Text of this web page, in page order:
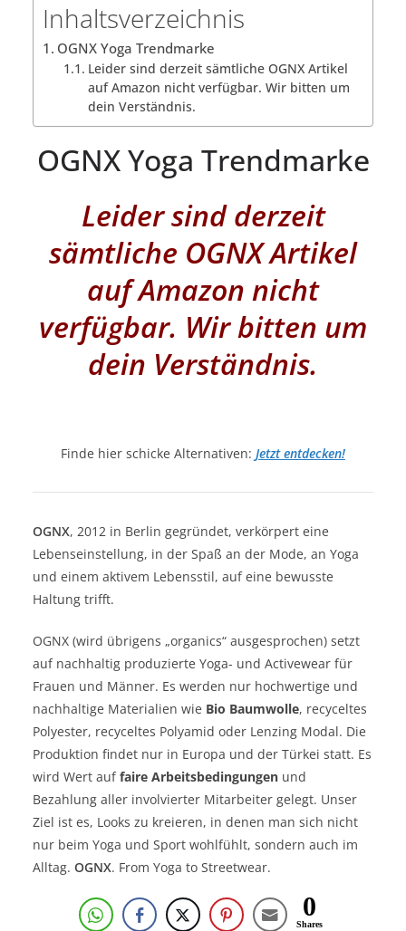
Inhaltsverzeichnis
OGNX Yoga Trendmarke
Leider sind derzeit sämtliche OGNX Artikel
auf Amazon nicht verfügbar. Wir bitten um
dein Verständnis.
OGNX Yoga Trendmarke
Leider sind derzeit
sämtliche OGNX Artikel
auf Amazon nicht
verfügbar. Wir bitten um
dein Verständnis.
Finde hier schicke Alternativen: Jetzt entdecken!
OGNX, 2012 in Berlin gegründet, verkörpert eine
Lebenseinstellung, in der Spaß an der Mode, an Yoga
und einem aktivem Lebensstil, auf eine bewusste
Haltung trifft.
OGNX (wird übrigens „organics“ ausgesprochen) setzt
auf nachhaltig produzierte Yoga- und Activewear für
Frauen und Männer. Es werden nur hochwertige und
nachhaltige Materialien wie Bio Baumwolle, recyceltes
Polyester, recyceltes Polyamid oder Lenzing Modal. Die
Produktion findet nur in Europa und der Türkei statt. Es
wird Wert auffaire Arbeitsbedingungen und
Bezahlung aller involvierter Mitarbeiter gelegt. Unser
Ziel ist es, Looks zu kreieren, in denen man sich nicht
nur beim Yoga und Sport wohlfühlt, sondern auch im
Alltag. OGNX. From Yoga to Streetwear.
0
Shares